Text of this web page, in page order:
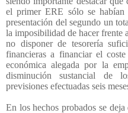
el primer ERE sólo se habían
presentación del segundo un
la imposibilidad de hacer frente
no disponer de tesorería
financieras a financiar el
económica alegada por la
disminución sustancial de
previsiones efectuadas seis
En los hechos probados se